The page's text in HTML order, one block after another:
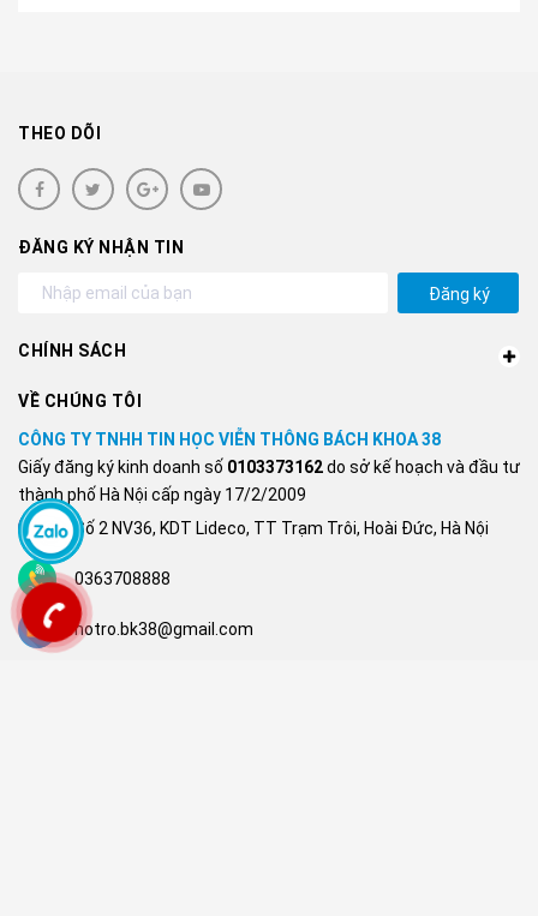
THEO DÕI
ĐĂNG KÝ NHẬN TIN
Đăng ký
CHÍNH SÁCH
VỀ CHÚNG TÔI
CÔNG TY TNHH TIN HỌC VIỄN THÔNG BÁCH KHOA 38
Giấy đăng ký kinh doanh số 0103373162do sở kế hoạch và đầu tư
thành phố Hà Nội cấp ngày 17/2/2009
Số 2 NV36, KDT Lideco, TT Trạm Trôi, Hoài Đức, Hà Nội
0363708888
hotro.bk38@gmail.com